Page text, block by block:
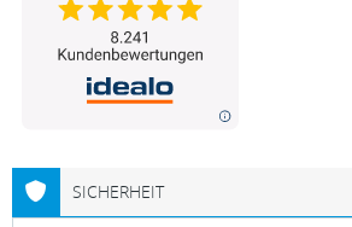
SICHERHEIT